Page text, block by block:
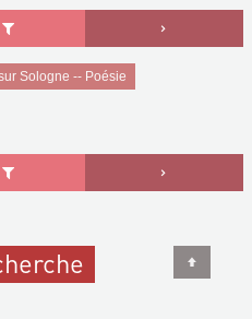
Sologne -- Poésie